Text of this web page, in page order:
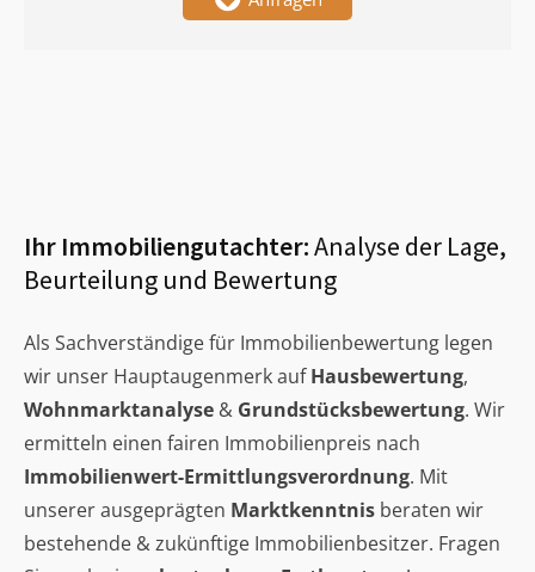
Ihr Immobiliengutachter:Analyse der Lage,
Beurteilung und Bewertung
Als Sachverständige für Immobilienbewertung legen
wir unser Hauptaugenmerk aufHausbewertung,
Wohnmarktanalyse & Grundstücksbewertung. Wir
ermitteln einen fairen Immobilienpreis nach
Immobilienwert-Ermittlungsverordnung. Mit
unserer ausgeprägten Marktkenntnis beraten wir
bestehende & zukünftige Immobilienbesitzer. Fragen